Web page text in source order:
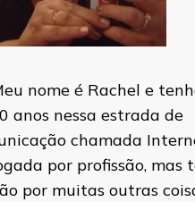
nome é Rachel e
anos nessa estrada de
chamada
por profissão, mas
por muitas outras